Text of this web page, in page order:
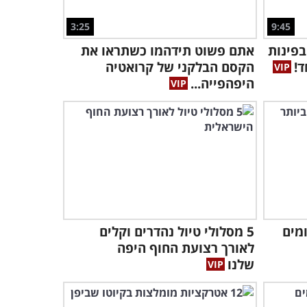
3:47
סרטון הטבע הקצר הזה יראה
לכם את נפלאות האביב
במדבר בישראלי
צאו לטיול באחת מהמדינות
העשירות בעולם בסרטון
מיוחד במינו
5:48
הסרטון הזה הראה לי
שחתולים קטנים הם היצורים
הכי חמודים שיש..
9:45
3:25
אתם פשוט תידהמו כשתראו את
הקסם הבלקני של קרואטיה
היפהפייה...
5 מסלולי טיול נהדרים וקלים
לאורך רצועת החוף היפה
שלנו